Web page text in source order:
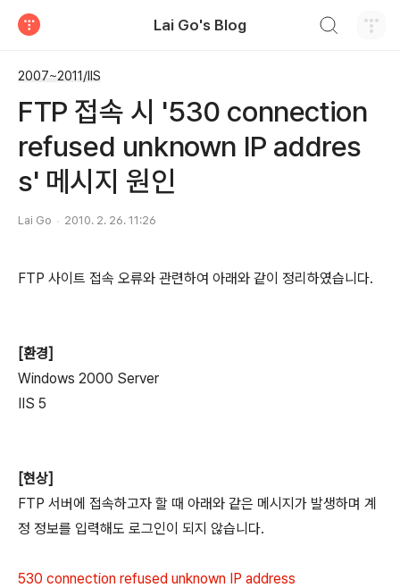
Lai Go's Blog
2007~2011/IIS
FTP 접속 시 '530 connection
refused unknown IP addres
s' 메시지 원인
Lai Go 2010. 2. 26. 11:26
FTP 사이트 접속 오류와 관련하여 아래와 같이 정리하였습니다.
[환경]
Windows 2000 Server
IIS 5
[현상]
FTP 서버에 접속하고자 할 때 아래와 같은 메시지가 발생하며 계
정 정보를 입력해도 로그인이 되지 않습니다.
530 connection refused unknown IP address